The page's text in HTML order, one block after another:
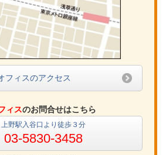
フィスのアクセス
ィスのお問合せはこちら
上野駅入谷口より徒歩３分
03-5830-3458